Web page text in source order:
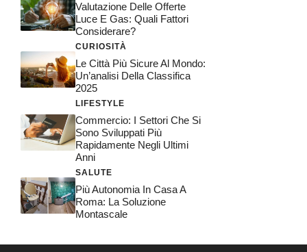
Valutazione Delle Offerte
Luce E Gas: Quali Fattori
Considerare?
CURIOSITÀ
Le Città Più Sicure Al Mondo:
Un’analisi Della Classifica
2025
LIFESTYLE
Commercio: I Settori Che Si
Sono Sviluppati Più
Rapidamente Negli Ultimi
Anni
SALUTE
Più Autonomia In Casa A
Roma: La Soluzione
Montascale